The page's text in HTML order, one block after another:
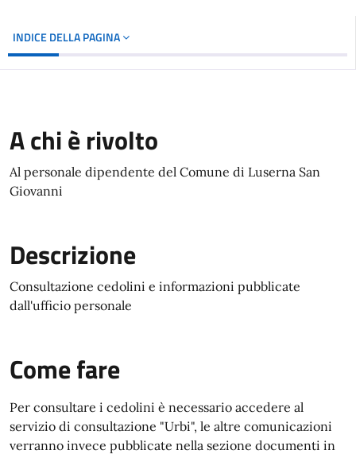
INDICE DELLA PAGINA
A chi è rivolto
Al personale dipendente del Comune di Luserna San
Giovanni
Descrizione
Consultazione cedolini e informazioni pubblicate
dall'ufficio personale
Come fare
Per consultare i cedolini è necessario accedere al
servizio di consultazione "Urbi", le altre comunicazioni
verranno invece pubblicate nella sezione documenti in